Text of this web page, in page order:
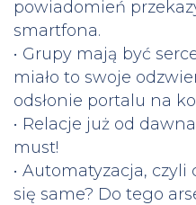
powiadomień
smartfona.
• Grupy mają być
miało to swoje
odsłonie portalu na
• Relacje już od
must!
• Automatyzacja,
się same? Do tego